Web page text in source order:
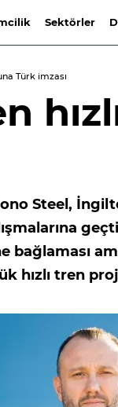
Sektörler
Türk imzası
Steel,
hızlı tren